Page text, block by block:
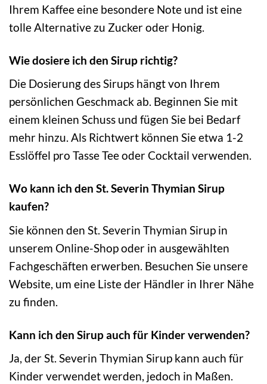
Ihrem Kaffee eine besondere Note und ist eine
tolle Alternative zu Zucker oder Honig.
Wie dosiere ich den Sirup richtig?
Die Dosierung des Sirups hängt von Ihrem
persönlichen Geschmack ab. Beginnen Sie mit
einem kleinen Schuss und fügen Sie bei Bedarf
mehr hinzu. Als Richtwert können Sie etwa 1-2
Esslöffel pro Tasse Tee oder Cocktail verwenden.
Wo kann ich den St. Severin Thymian Sirup
kaufen?
Sie können den St. Severin Thymian Sirup in
unserem Online-Shop oder in ausgewählten
Fachgeschäften erwerben. Besuchen Sie unsere
Website, um eine Liste der Händler in Ihrer Nähe
zu finden.
Kann ich den Sirup auch für Kinder verwenden?
Ja, der St. Severin Thymian Sirup kann auch für
Kinder verwendet werden, jedoch in Maßen.